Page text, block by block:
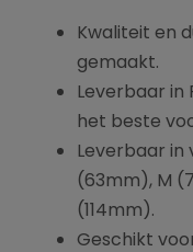
Kwaliteit en
gemaakt.
Leverbaar in
het beste
Leverbaar in
(63mm), M
(114mm).
Geschikt